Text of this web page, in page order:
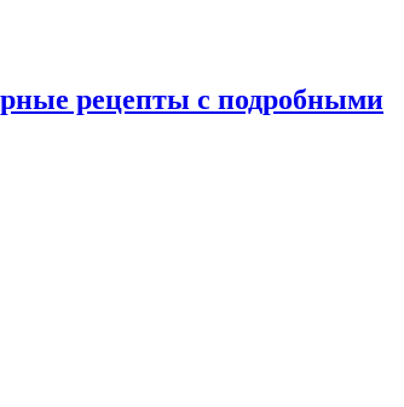
рецепты с подробными